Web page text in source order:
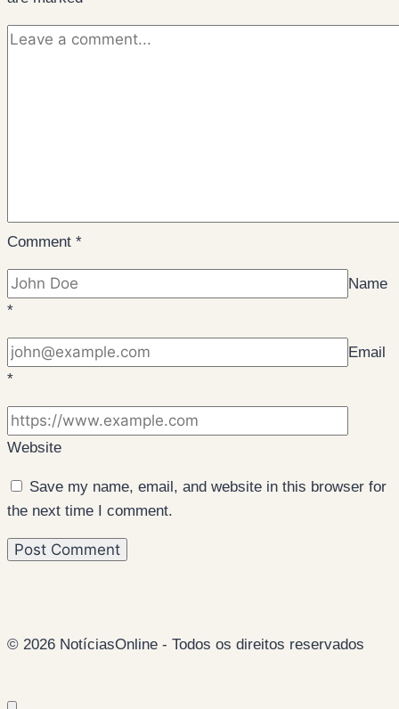
Comment *
Name
*
Email
*
Website
Save my name, email, and website in this browser for
the next time I comment.
© 2026 NotíciasOnline - Todos os direitos reservados